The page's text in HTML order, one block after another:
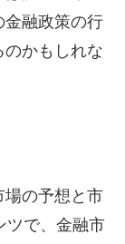
金融政策の行
かもしれな
場の予想と市
ツで、金融市